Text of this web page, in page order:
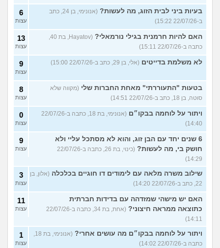
בעיות ביני לבית הזוג, מה לעשות?
(אנונימי, בן 24, כתב
ב-22/07/26 15:22)
6
עצות
האם להיות חרמנית בגילי נורמאלי?
(Hayatov, בת 40,
כתבה ב-22/07/26 15:11)
13
עצות
לא משלמת בדייטים (אלי, בן 29, כתב ב-22/07/26 15:00) 9
עצות
בטעות "התעוררתי" מאחת החברות שלי (מקווה שלא
סוטה, בן 18, כתב ב-22/07/26 14:51)
8
עצות
ויתור על לוחמה בבקו״ם
(אנונימי, בת 18, כתבה ב-22/07/26
14:40)
0
עצות
6 שנים יחד עם הבן זוג, והוא לא מסתכל עליי ולא
חושק בי, מה לעשות?
(כינוי, בת 26, כתבה ב-22/07/26
14:29)
9
עצות
שילוב משרה מלאה עם לימודים דו חוגיים בכלכלה (אלון, בן
22, כתב ב-22/07/26 14:20)
3
עצות
האם יש מישהי שמזדהה עם בדידות חברתית
כתוצאה ממראה חיצוני?
(אחת, בת 34, כתבה ב-22/07/26
14:11)
11
עצות
ויתור על לוחמה בבקו״ם מה עושים אחרי?
(אנונימי, בת 18,
כתבה ב-22/07/26 14:02)
1
עצות